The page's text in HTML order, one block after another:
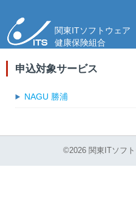
関東ITソフトウェア
健康保険組合
申込対象サービス
NAGU 勝浦
©2026 関東ITソフ